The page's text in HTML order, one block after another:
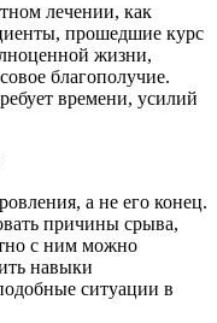
лечении, как
прошедшие курс
жизни,
благополучие.
времени, усилий
а не его конец.
причины срыва,
с ним можно
навыки
ситуации в